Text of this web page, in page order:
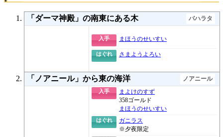
「ダーマ神殿」の南東にある木 バハラタ
入手 まほうのせいすい
はぐれ さまようよろい
「ノアニール」から東の海洋 ノアニール
入手
まよけのすず
358ゴールド
まほうのせいすい
はぐれ
ガニラス
※夕夜限定